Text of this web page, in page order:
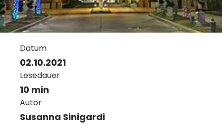
Datum
02.10.2021
Lesedauer
10 min
Autor
Susanna Sinigardi